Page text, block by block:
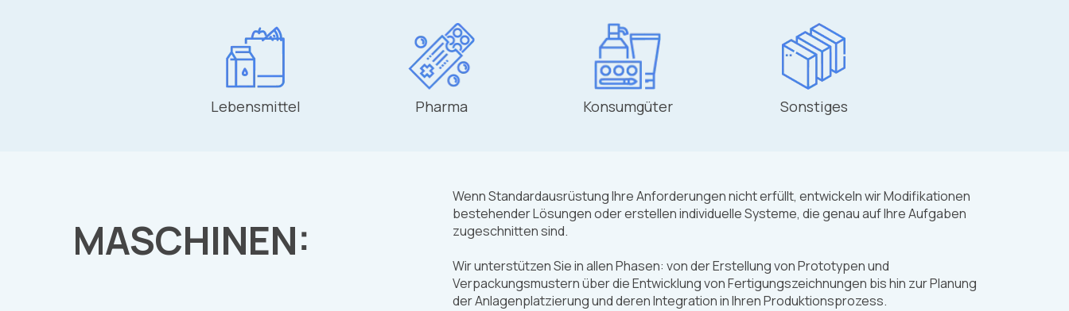
Lebensmittel Pharma Konsumgüter Sonstiges
MASCHINEN:
Wenn Standardausrüstung Ihre Anforderungen nicht erfüllt, entwickeln wir Modifikationen
bestehender Lösungen oder erstellen individuelle Systeme, die genau auf Ihre Aufgaben
zugeschnitten sind.
Wir unterstützen Sie in allen Phasen: von der Erstellung von Prototypen und
Verpackungsmustern über die Entwicklung von Fertigungszeichnungen bis hin zur Planung
der Anlagenplatzierung und deren Integration in Ihren Produktionsprozess.